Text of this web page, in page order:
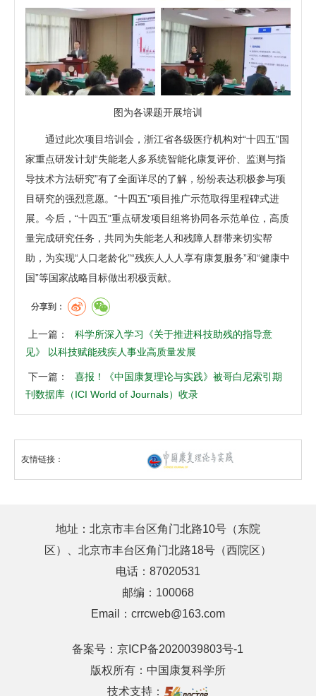
图为各课题开展培训
通过此次项目培训会，浙江省各级医疗机构对“十四五”国
家重点研发计划“失能老人多系统智能化康复评价、监测与指
导技术方法研究”有了全面详尽的了解，纷纷表达积极参与项
目研究的强烈意愿。“十四五”项目推广示范取得里程碑式进
展。今后，“十四五”重点研发项目组将协同各示范单位，高质
量完成研究任务，共同为失能老人和残障人群带来切实帮
助，为实现“人口老龄化”“残疾人人人享有康复服务”和“健康中
国”等国家战略目标做出积极贡献。
分享到：
上一篇：
科学所深入学习《关于推进科技助残的指导意
见》 以科技赋能残疾人事业高质量发展
下一篇：
喜报！《中国康复理论与实践》被哥白尼索引期
刊数据库（ICI World of Journals）收录
友情链接：
地址：北京市丰台区角门北路10号（东院
区）、北京市丰台区角门北路18号（西院区）
电话：87020531
邮编：100068
Email：crrcweb@163.com
备案号：京ICP备2020039803号-1
版权所有：中国康复科学所
技术支持：